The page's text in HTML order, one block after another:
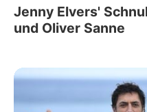
Jenny Elvers'
und Oliver Sanne